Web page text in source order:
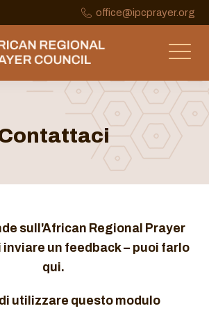
office@ipcprayer.org
sull'African Regional Prayer
inviare un feedback – puoi farlo
qui.
utilizzare questo modulo